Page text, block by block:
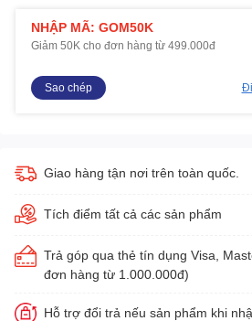
NHẬP MÃ: GOM50K
Giảm 50K cho đơn hàng từ 499.000đ
Sao chép
Giao hàng tận nơi trên toàn quốc.
Tích điểm tất cả các sản phẩm
Trả góp qua thẻ tín dụng Visa,
đơn hàng từ 1.000.000đ)
Hỗ trợ đổi trả nếu sản phẩm khi